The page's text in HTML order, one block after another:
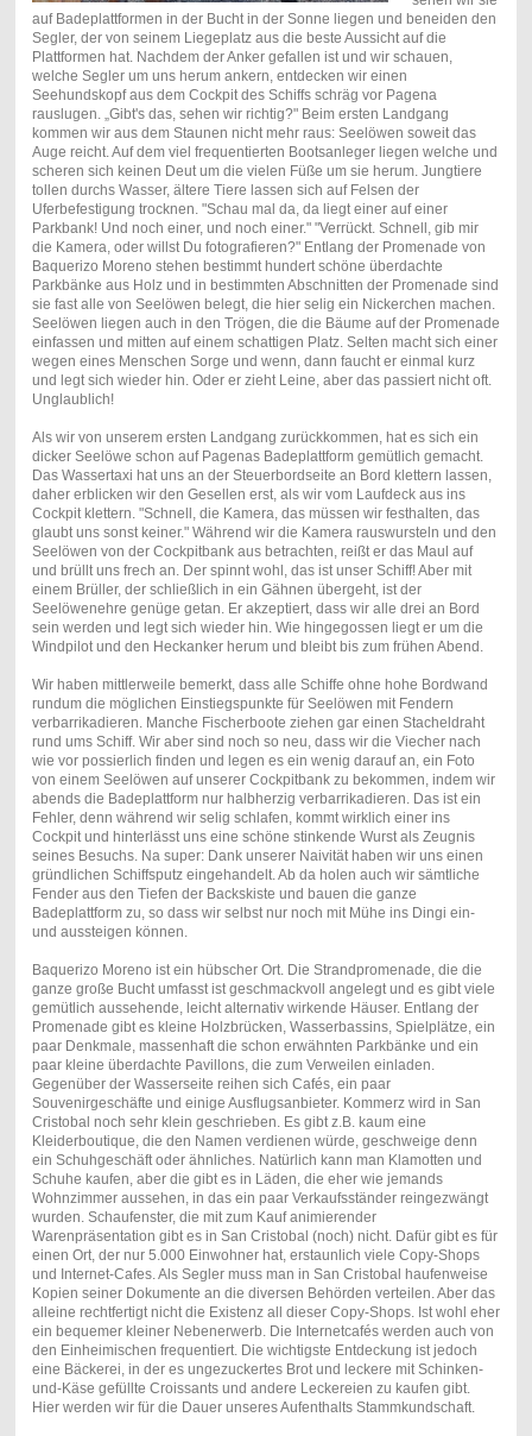
auf Badeplattformen in der Bucht in der Sonne liegen und beneiden den
Segler, der von seinem Liegeplatz aus die beste Aussicht auf die
Plattformen hat. Nachdem der Anker gefallen ist und wir schauen,
welche Segler um uns herum ankern, entdecken wir einen
Seehundskopf aus dem Cockpit des Schiffs schräg vor Pagena
rauslugen. „Gibt's das, sehen wir richtig?" Beim ersten Landgang
kommen wir aus dem Staunen nicht mehr raus: Seelöwen soweit das
Auge reicht. Auf dem viel frequentierten Bootsanleger liegen welche und
scheren sich keinen Deut um die vielen Füße um sie herum. Jungtiere
tollen durchs Wasser, ältere Tiere lassen sich auf Felsen der
Uferbefestigung trocknen. "Schau mal da, da liegt einer auf einer
Parkbank! Und noch einer, und noch einer." "Verrückt. Schnell, gib mir
die Kamera, oder willst Du fotografieren?" Entlang der Promenade von
Baquerizo Moreno stehen bestimmt hundert schöne überdachte
Parkbänke aus Holz und in bestimmten Abschnitten der Promenade sind
sie fast alle von Seelöwen belegt, die hier selig ein Nickerchen machen.
Seelöwen liegen auch in den Trögen, die die Bäume auf der Promenade
einfassen und mitten auf einem schattigen Platz. Selten macht sich einer
wegen eines Menschen Sorge und wenn, dann faucht er einmal kurz
und legt sich wieder hin. Oder er zieht Leine, aber das passiert nicht oft.
Unglaublich!
Als wir von unserem ersten Landgang zurückkommen, hat es sich ein
dicker Seelöwe schon auf Pagenas Badeplattform gemütlich gemacht.
Das Wassertaxi hat uns an der Steuerbordseite an Bord klettern lassen,
daher erblicken wir den Gesellen erst, als wir vom Laufdeck aus ins
Cockpit klettern. "Schnell, die Kamera, das müssen wir festhalten, das
glaubt uns sonst keiner." Während wir die Kamera rauswursteln und den
Seelöwen von der Cockpitbank aus betrachten, reißt er das Maul auf
und brüllt uns frech an. Der spinnt wohl, das ist unser Schiff! Aber mit
einem Brüller, der schließlich in ein Gähnen übergeht, ist der
Seelöwenehre genüge getan. Er akzeptiert, dass wir alle drei an Bord
sein werden und legt sich wieder hin. Wie hingegossen liegt er um die
Windpilot und den Heckanker herum und bleibt bis zum frühen Abend.
Wir haben mittlerweile bemerkt, dass alle Schiffe ohne hohe Bordwand
rundum die möglichen Einstiegspunkte für Seelöwen mit Fendern
verbarrikadieren. Manche Fischerboote ziehen gar einen Stacheldraht
rund ums Schiff. Wir aber sind noch so neu, dass wir die Viecher nach
wie vor possierlich finden und legen es ein wenig darauf an, ein Foto
von einem Seelöwen auf unserer Cockpitbank zu bekommen, indem wir
abends die Badeplattform nur halbherzig verbarrikadieren. Das ist ein
Fehler, denn während wir selig schlafen, kommt wirklich einer ins
Cockpit und hinterlässt uns eine schöne stinkende Wurst als Zeugnis
seines Besuchs. Na super: Dank unserer Naivität haben wir uns einen
gründlichen Schiffsputz eingehandelt. Ab da holen auch wir sämtliche
Fender aus den Tiefen der Backskiste und bauen die ganze
Badeplattform zu, so dass wir selbst nur noch mit Mühe ins Dingi ein-
und aussteigen können.
Baquerizo Moreno ist ein hübscher Ort. Die Strandpromenade, die die
ganze große Bucht umfasst ist geschmackvoll angelegt und es gibt viele
gemütlich aussehende, leicht alternativ wirkende Häuser. Entlang der
Promenade gibt es kleine Holzbrücken, Wasserbassins, Spielplätze, ein
paar Denkmale, massenhaft die schon erwähnten Parkbänke und ein
paar kleine überdachte Pavillons, die zum Verweilen einladen.
Gegenüber der Wasserseite reihen sich Cafés, ein paar
Souvenirgeschäfte und einige Ausflugsanbieter. Kommerz wird in San
Cristobal noch sehr klein geschrieben. Es gibt z.B. kaum eine
Kleiderboutique, die den Namen verdienen würde, geschweige denn
ein Schuhgeschäft oder ähnliches. Natürlich kann man Klamotten und
Schuhe kaufen, aber die gibt es in Läden, die eher wie jemands
Wohnzimmer aussehen, in das ein paar Verkaufsständer reingezwängt
wurden. Schaufenster, die mit zum Kauf animierender
Warenpräsentation gibt es in San Cristobal (noch) nicht. Dafür gibt es für
einen Ort, der nur 5.000 Einwohner hat, erstaunlich viele Copy-Shops
und Internet-Cafes. Als Segler muss man in San Cristobal haufenweise
Kopien seiner Dokumente an die diversen Behörden verteilen. Aber das
alleine rechtfertigt nicht die Existenz all dieser Copy-Shops. Ist wohl eher
ein bequemer kleiner Nebenerwerb. Die Internetcafés werden auch von
den Einheimischen frequentiert. Die wichtigste Entdeckung ist jedoch
eine Bäckerei, in der es ungezuckertes Brot und leckere mit Schinken-
und-Käse gefüllte Croissants und andere Leckereien zu kaufen gibt.
Hier werden wir für die Dauer unseres Aufenthalts Stammkundschaft.